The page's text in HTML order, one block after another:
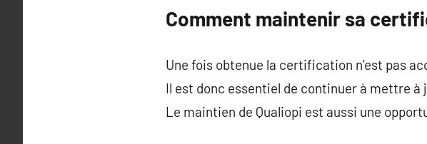
Comment maintenir sa
Une fois obtenue la certification n’est pas
Il est donc essentiel de continuer à mettre à
Le maintien de Qualiopi est aussi une